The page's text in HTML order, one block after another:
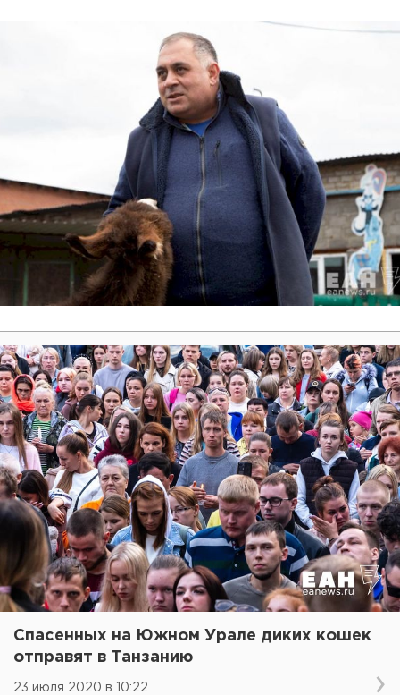
Спасенных на Южном Урале диких кошек
отправят в Танзанию
23 июля 2020 в 10:22